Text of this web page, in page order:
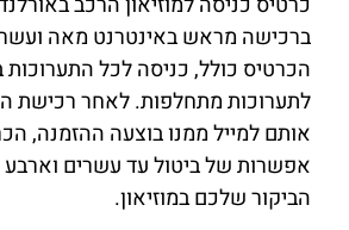
ברכישה מראש באינטרנט מאה
הכרטיס כולל, כניסה לכל התערוכות
לתערוכות מתחלפות. לאחר רכישת
אותם למייל ממנו בוצעה ההזמנה,
אפשרות של ביטול עד עשרים וארבע
הביקור שלכם במוזיאון.